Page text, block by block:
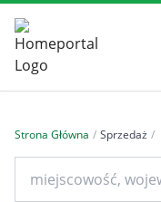
Strona Główna / Sprzedaż /